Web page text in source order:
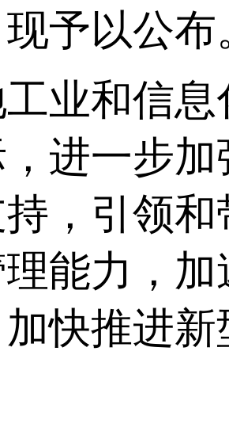
予以公布
业和信
进一步
，引领
能力，
快推进